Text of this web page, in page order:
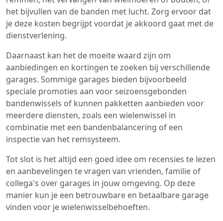
het bijvullen van de banden met lucht. Zorg ervoor dat
je deze kosten begrijpt voordat je akkoord gaat met de
dienstverlening.
Daarnaast kan het de moeite waard zijn om
aanbiedingen en kortingen te zoeken bij verschillende
garages. Sommige garages bieden bijvoorbeeld
speciale promoties aan voor seizoensgebonden
bandenwissels of kunnen pakketten aanbieden voor
meerdere diensten, zoals een wielenwissel in
combinatie met een bandenbalancering of een
inspectie van het remsysteem.
Tot slot is het altijd een goed idee om recensies te lezen
en aanbevelingen te vragen van vrienden, familie of
collega's over garages in jouw omgeving. Op deze
manier kun je een betrouwbare en betaalbare garage
vinden voor je wielenwisselbehoeften.